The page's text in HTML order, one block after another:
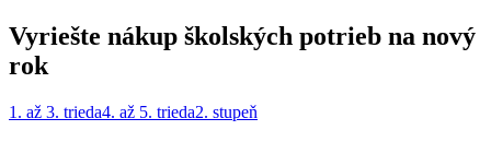
Vyriešte nákup školských potrieb na nový
rok
1. až 3. trieda4. až 5. trieda2. stupeň